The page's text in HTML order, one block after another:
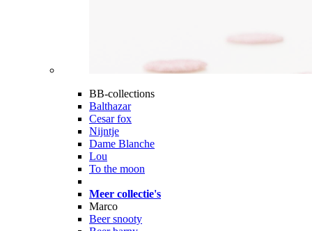
BB-collections
Balthazar
Cesar fox
Nijntje
Dame Blanche
Lou
To the moon
Meer collectie's
Marco
Beer snooty